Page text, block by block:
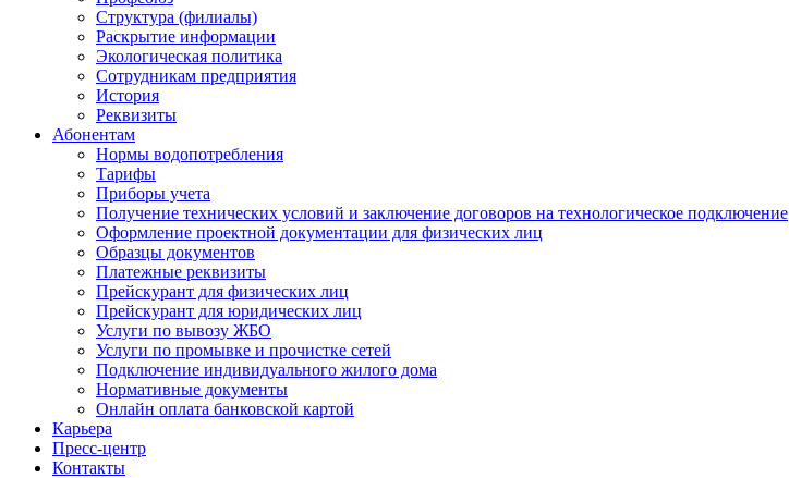
Структура (филиалы)
Раскрытие информации
Экологическая политика
Сотрудникам предприятия
История
Реквизиты
Абонентам
Нормы водопотребления
Тарифы
Приборы учета
Получение технических условий и заключение договоров на технологическое подключение
Оформление проектной документации для физических лиц
Образцы документов
Платежные реквизиты
Прейскурант для физических лиц
Прейскурант для юридических лиц
Услуги по вывозу ЖБО
Услуги по промывке и прочистке сетей
Подключение индивидуального жилого дома
Нормативные документы
Онлайн оплата банковской картой
Карьера
Пресс-центр
Контакты